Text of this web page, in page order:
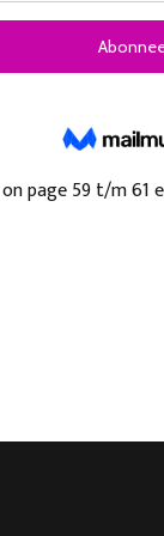
page 59 t/m 61